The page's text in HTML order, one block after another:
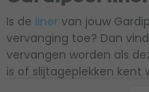
Is de liner van jouw
vervanging toe? Dan
vervangen worden als
is of slijtageplekken